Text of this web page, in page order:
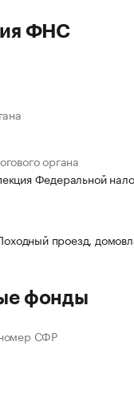
ФНС
органа
Федеральной
проезд,
фонды
СФР